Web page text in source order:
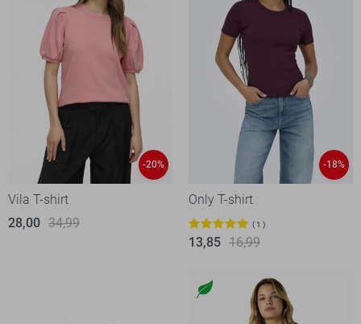
-20%
Vila T-shirt
28,00 34,99
-18%
Only T-shirt
1
13,85 16,99